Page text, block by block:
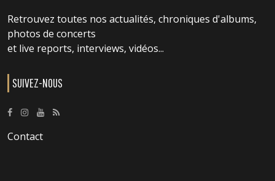
Retrouvez toutes nos actualités, chroniques d'albums,
photos de concerts
et live reports, interviews, vidéos...
SUIVEZ-NOUS
Contact